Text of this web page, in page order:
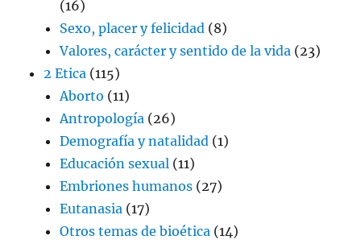
(16)
Sexo, placer y felicidad (8)
Valores, carácter y sentido de la vida (23)
2 Etica (115)
Aborto (11)
Antropología (26)
Demografía y natalidad (1)
Educación sexual (11)
Embriones humanos (27)
Eutanasia (17)
Otros temas de bioética (14)